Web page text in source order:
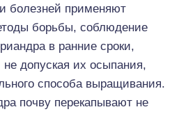
болезней применяют
борьбы, соблюдение
в ранние сроки,
допуская их осыпания,
способа выращивания.
почву перекапывают не